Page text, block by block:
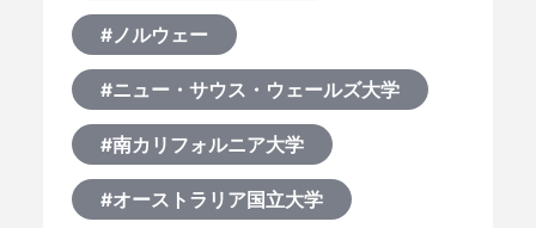
#ノルウェー
#ニュー・サウス・ウェールズ大学
#南カリフォルニア大学
#オーストラリア国立大学